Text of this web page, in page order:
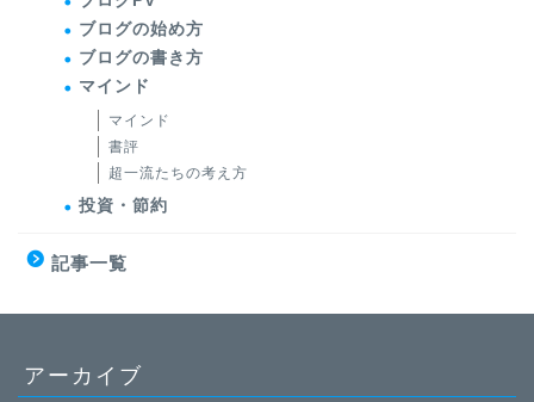
ブログの始め方
ブログの書き方
マインド
マインド
書評
超一流たちの考え方
投資・節約
記事一覧
アーカイブ